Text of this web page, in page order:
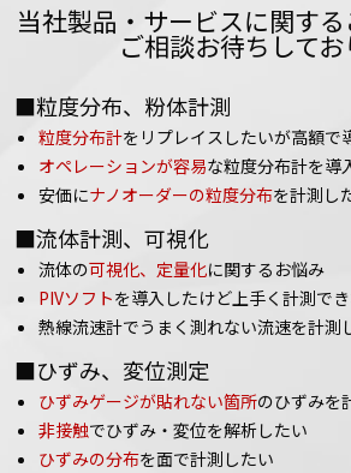
当社製品・サービスに関する
ご相談お待ちして
■粒度分布、粉体計測
粒度分布計をリプレイスしたいが高額で
オペレーションが容易な粒度分布計を導
安価にナノオーダーの粒度分布を計測し
■流体計測、可視化
流体の可視化、定量化に関するお悩み
PIVソフトを導入したけど上手く計測で
熱線流速計でうまく測れない流速を計測
■ひずみ、変位測定
ひずみゲージが貼れない箇所のひずみを
非接触でひずみ・変位を解析したい
ひずみの分布を面で計測したい